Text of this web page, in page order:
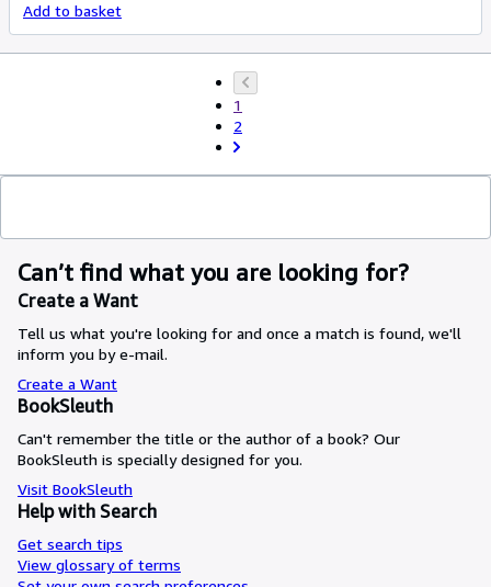
Add to basket
1
2
Can’t find what you are looking for?
Create a Want
Tell us what you're looking for and once a match is found, we'll
inform you by e-mail.
Create a Want
BookSleuth
Can't remember the title or the author of a book? Our
BookSleuth is specially designed for you.
Visit BookSleuth
Help with Search
Get search tips
View glossary of terms